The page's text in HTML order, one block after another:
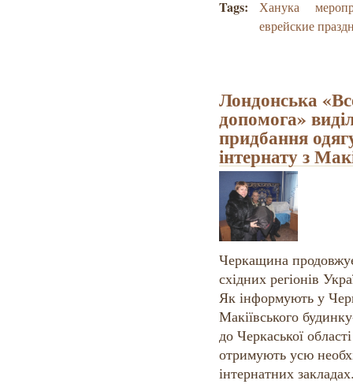
Tags: Ханука
еврейские
Лондонська
допомога»
придбання
інтернату з
Черкащина
східних регіонів
Як інформують у
Макіївського
до Черкаської
отримують усю
інтернатних